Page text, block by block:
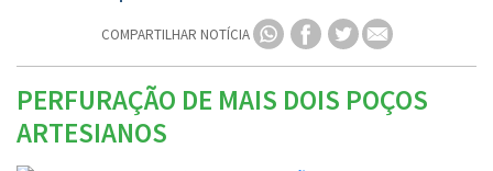
COMPARTILHAR NOTÍCIA
PERFURAÇÃO DE MAIS DOIS POÇOS
ARTESIANOS